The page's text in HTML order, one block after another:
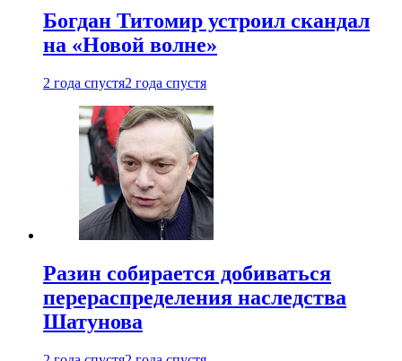
Богдан Титомир устроил скандал
на «Новой волне»
2 года спустя2 года спустя
Разин собирается добиваться
перераспределения наследства
Шатунова